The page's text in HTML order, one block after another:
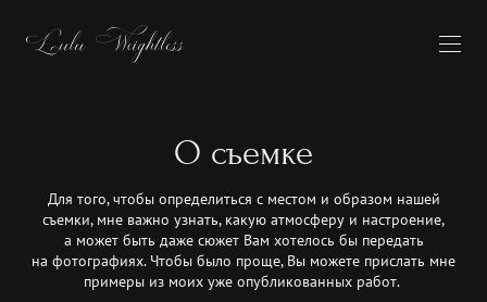
О съемке
Для того, чтобы определиться с местом и образом нашей
съемки, мне важно узнать, какую атмосферу и настроение,
а может быть даже сюжет Вам хотелось бы передать
на фотографиях. Чтобы было проще, Вы можете прислать мне
примеры из моих уже опубликованных работ.